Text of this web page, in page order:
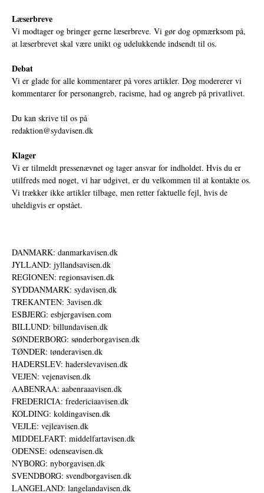
Læserbreve
Vi modtager og bringer gerne læserbreve. Vi gør dog opmærksom på,
at læserbrevet skal være unikt og udelukkende indsendt til os.
Debat
Vi er glade for alle kommentarer på vores artikler. Dog modererer vi
kommentarer for personangreb, racisme, had og angreb på privatlivet.
Du kan skrive til os på
redaktion@sydavisen.dk
Klager
Vi er tilmeldt pressenævnet og tager ansvar for indholdet. Hvis du er
utilfreds med noget, vi har udgivet, er du velkommen til at kontakte os.
Vi trækker ikke artikler tilbage, men retter faktuelle fejl, hvis de
uheldigvis er opstået.
DANMARK: danmarkavisen.dk
JYLLAND: jyllandsavisen.dk
REGIONEN: regionsavisen.dk
SYDDANMARK: sydavisen.dk
TREKANTEN: 3avisen.dk
ESBJERG: esbjergavisen.com
BILLUND: billundavisen.dk
SØNDERBORG: sønderborgavisen.dk
TØNDER: tønderavisen.dk
HADERSLEV: haderslevavisen.dk
VEJEN: vejenavisen.dk
AABENRAA: aabenraaavisen.dk
FREDERICIA: fredericiaavisen.dk
KOLDING: koldingavisen.dk
VEJLE: vejleavisen.dk
MIDDELFART: middelfartavisen.dk
ODENSE: odenseavisen.dk
NYBORG: nyborgavisen.dk
SVENDBORG: svendborgavisen.dk
LANGELAND: langelandavisen.dk